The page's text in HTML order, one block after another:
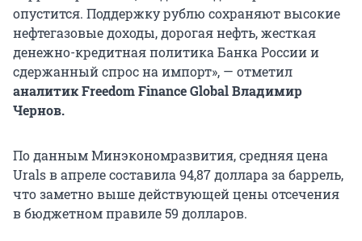
опустится. Поддержку рублю сохраняют высокие
нефтегазовые доходы, дорогая нефть, жесткая
денежно-кредитная политика Банка России и
сдержанный спрос на импорт», — отметил
аналитик Freedom Finance Global Владимир
Чернов.
По данным Минэкономразвития, средняя цена
Urals в апреле составила 94,87 доллара за баррель,
что заметно выше действующей цены отсечения
в бюджетном правиле 59 долларов.